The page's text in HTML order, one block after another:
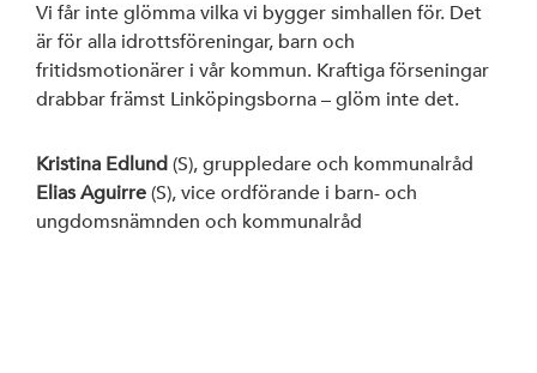
Vi får inte glömma vilka vi bygger simhallen för. Det
är för alla idrottsföreningar, barn och
fritidsmotionärer i vår kommun. Kraftiga förseningar
drabbar främst Linköpingsborna – glöm inte det.
Kristina Edlund (S), gruppledare och kommunalråd
Elias Aguirre (S), vice ordförande i barn- och
ungdomsnämnden och kommunalråd